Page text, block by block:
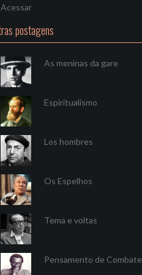
Acessar
postagens
As meninas da gare
Espiritualismo
Los hombres
Os Espelhos
Tema e voltas
Pensamento de Combate